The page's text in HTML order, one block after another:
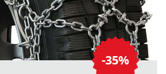
-35%